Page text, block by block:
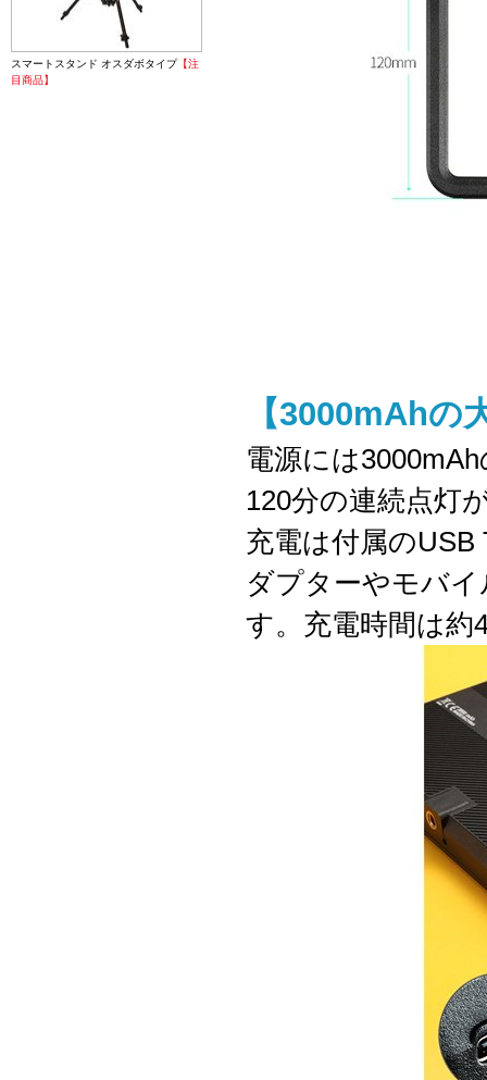
【3000mAhの
電源には
120分の連続点灯
充電は付属の
ダプターやモバ
す。充電時間は約
スマートスタンド オスダボタイプ【注
目商品】